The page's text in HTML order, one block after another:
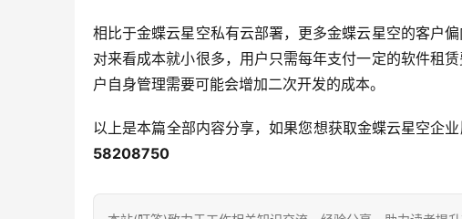
相比于金蝶云星空私有云部署，更多金蝶云星空的客户
对来看成本就小很多，用户只需每年支付一定的软件租
户自身管理需要可能会增加二次开发的成本。
以上是本篇全部内容分享，如果您想获取金蝶云星空企
58208750